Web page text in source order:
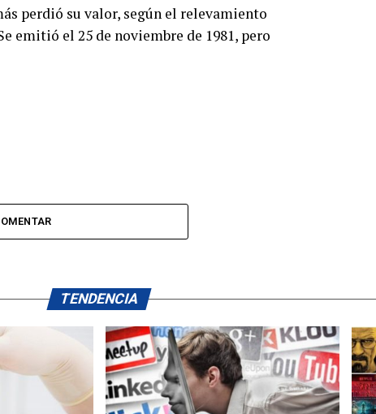
perdió su valor, según el relevamiento
emitió el 25 de noviembre de 1981, pero
TENDENCIA